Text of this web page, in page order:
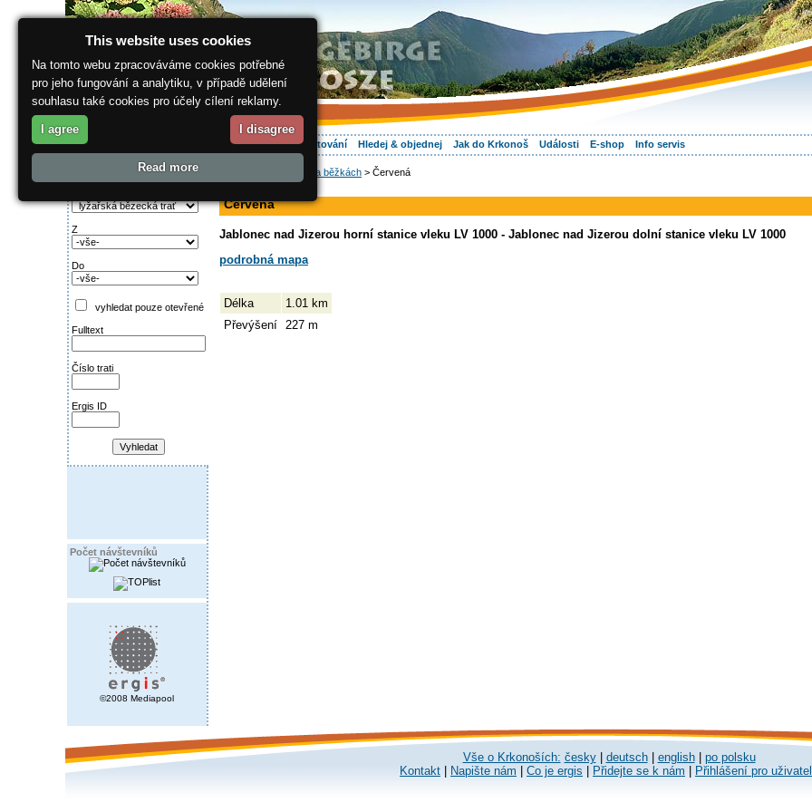
O regionu Vaše dovolená Ubytování Hledej & objednej Jak do Krkonoš Události E-shop Info servis
Najděte si:
Z
Do
vyhledat pouze otevřené
Fulltext
Číslo trati
Ergis ID
Počet návštevníků
©2008 Mediapool
Na běžkách > Červená
Červená
Jablonec nad Jizerou horní stanice vleku LV 1000 - Jablonec nad Jizerou dolní stanice vleku LV 1000
podrobná mapa
Délka
1.01 km
Převýšení
227 m
Vše o Krkonoších: česky| deutsch| english| po polsku
Kontakt
Napište nám Co je ergis Přidejte se k nám Přihlášení pro
This website uses cookies
Na tomto webu zpracováváme cookies potřebné
pro jeho fungování a analytiku, v případě udělení
souhlasu také cookies pro účely cílení reklamy.
I agree I disagree
Read more